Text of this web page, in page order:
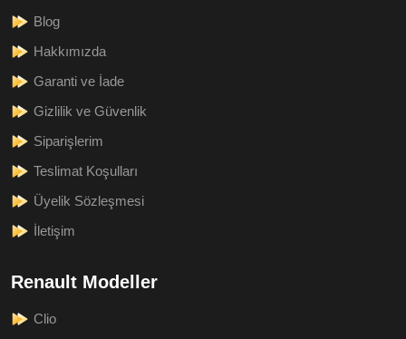
Blog
Hakkımızda
Garanti ve İade
Gizlilik ve Güvenlik
Siparişlerim
Teslimat Koşulları
Üyelik Sözleşmesi
İletişim
Renault Modeller
Clio